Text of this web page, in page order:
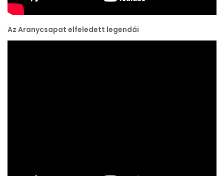
Az Aranycsapat elfeledett legendái